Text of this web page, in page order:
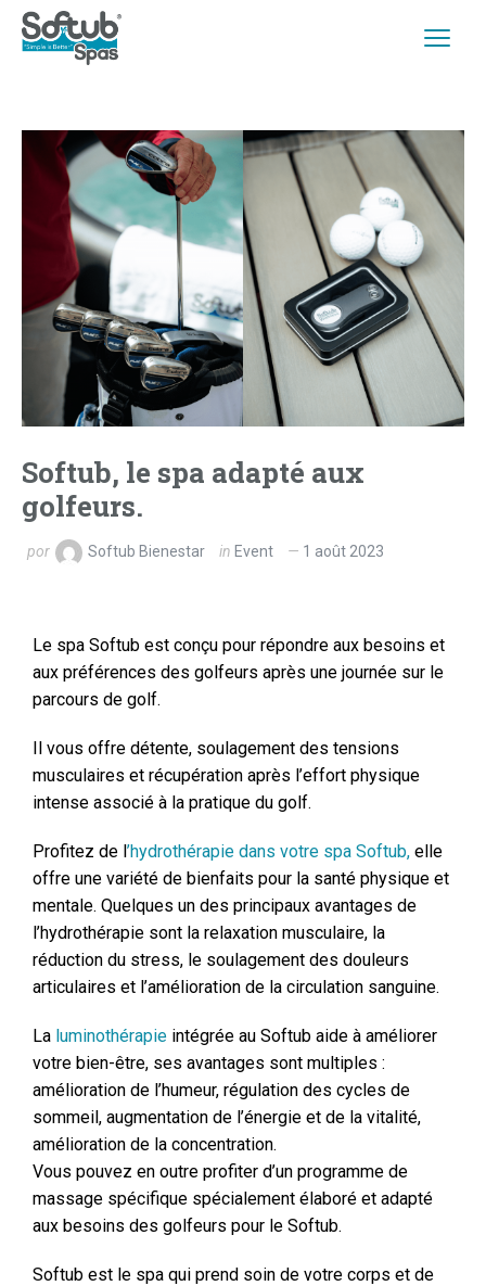
Softub, le spa adapté aux
golfeurs.
por Softub Bienestar in Event 1 août 2023
Le spa Softub est conçu pour répondre aux besoins et
aux préférences des golfeurs après une journée sur le
parcours de golf.
Il vous offre détente, soulagement des tensions
musculaires et récupération après l’effort physique
intense associé à la pratique du golf.
Profitez de l’hydrothérapie dans votre spa Softub, elle
offre une variété de bienfaits pour la santé physique et
mentale. Quelques un des principaux avantages de
l’hydrothérapie sont la relaxation musculaire, la
réduction du stress, le soulagement des douleurs
articulaires et l’amélioration de la circulation sanguine.
La luminothérapie intégrée au Softub aide à améliorer
votre bien-être, ses avantages sont multiples :
amélioration de l’humeur, régulation des cycles de
sommeil, augmentation de l’énergie et de la vitalité,
amélioration de la concentration.
Vous pouvez en outre profiter d’un programme de
massage spécifique spécialement élaboré et adapté
aux besoins des golfeurs pour le Softub.
Softub est le spa qui prend soin de votre corps et de